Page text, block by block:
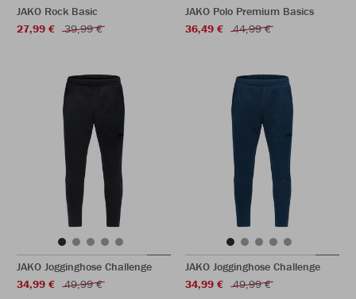
JAKO Rock Basic
27,99 €
39,99 €
JAKO Polo Premium Basics
36,49 €
44,99 €
JAKO Jogginghose Challenge
34,99 €
49,99 €
JAKO Jogginghose Challenge
34,99 €
49,99 €